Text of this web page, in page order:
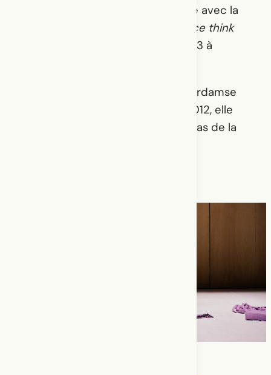
pratique de mouvement partagée avec la
make dance think
, qu’elle enseigne au Studio 303 à
Hanna a étudié la danse à la Rotterdamse
Dansacademie (RDA) et depuis 2012, elle
est diplômée en études des médias de la